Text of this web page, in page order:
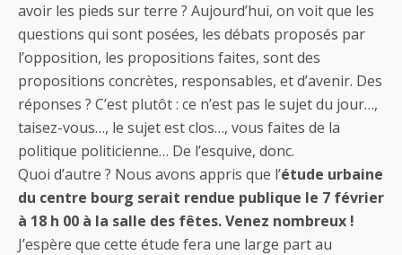
avoir les pieds sur terre ? Aujourd’hui, on voit que les
questions qui sont posées, les débats proposés par
l’opposition, les propositions faites, sont des
propositions concrètes, responsables, et d’avenir. Des
réponses ? C’est plutôt : ce n’est pas le sujet du jour…,
taisez-vous…, le sujet est clos…, vous faites de la
politique politicienne… De l’esquive, donc.
Quoi d’autre ? Nous avons appris que l’étude urbaine
du centre bourg serait rendue publique le 7 février
à 18 h 00 à la salle des fêtes. Venez nombreux !
J’espère que cette étude fera une large part au